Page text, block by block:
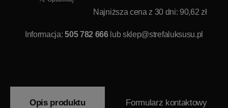
Najniższa cena z 30 dni: 90,62 zł
Informacja:505 782 666lubsklep@strefaluksusu.pl
Opis produktu Formularz kontaktowy